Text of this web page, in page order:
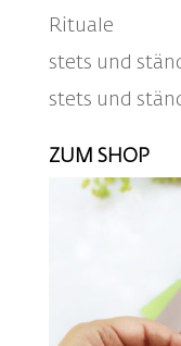
Rituale
stets und
stets und
ZUM SHOP